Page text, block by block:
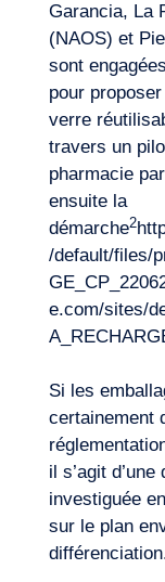
Garancia, La
(NAOS) et
sont
pour
verre
travers un
pharmacie
ensuite la
démarche2
/default/files/
e.com/sites/
Si les
certainement
il s’agit
investiguée
sur le plan